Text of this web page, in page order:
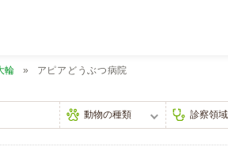
輪 アピアどうぶつ病院